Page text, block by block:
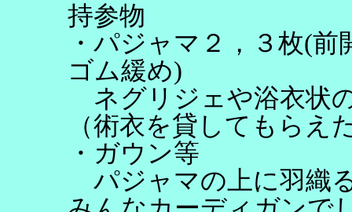
持参物
・パジャマ２，３枚(
ゴム緩め)
ネグリジェや浴衣状
（術衣を貸してもらえ
・ガウン等
パジャマの上に羽織